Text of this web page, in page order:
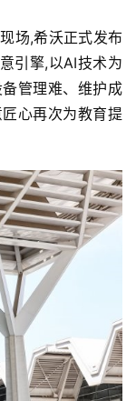
场,希沃正式发布
引擎,以AI技术为
管理难、维护成
心再次为教育提